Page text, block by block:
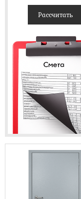
Рассчитать